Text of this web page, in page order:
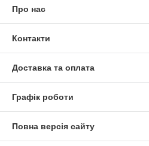
Про нас
Контакти
Доставка та оплата
Графік роботи
Повна версія сайту